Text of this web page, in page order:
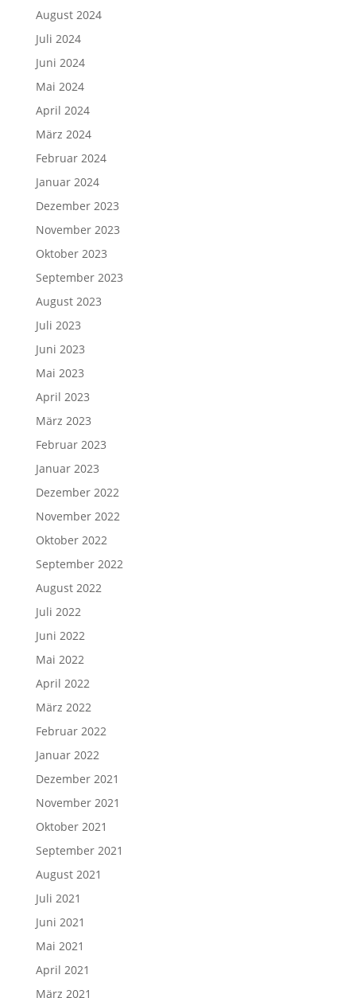
August 2024
Juli 2024
Juni 2024
Mai 2024
April 2024
März 2024
Februar 2024
Januar 2024
Dezember 2023
November 2023
Oktober 2023
September 2023
August 2023
Juli 2023
Juni 2023
Mai 2023
April 2023
März 2023
Februar 2023
Januar 2023
Dezember 2022
November 2022
Oktober 2022
September 2022
August 2022
Juli 2022
Juni 2022
Mai 2022
April 2022
März 2022
Februar 2022
Januar 2022
Dezember 2021
November 2021
Oktober 2021
September 2021
August 2021
Juli 2021
Juni 2021
Mai 2021
April 2021
März 2021